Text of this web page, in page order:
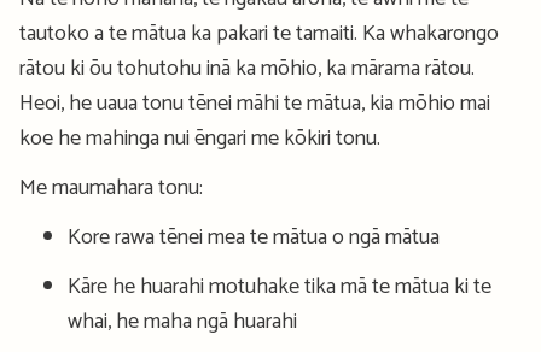
tautoko a te mātua ka pakari te tamaiti. Ka whakarongo
rātou ki ōu tohutohu inā ka mōhio, ka mārama rātou.
Heoi, he uaua tonu tēnei māhi te mātua, kia mōhio mai
koe he mahinga nui ēngari me kōkiri tonu.
Me maumahara tonu:
Kore rawa tēnei mea te mātua o ngā mātua
Kāre he huarahi motuhake tika mā te mātua ki te
whai, he maha ngā huarahi